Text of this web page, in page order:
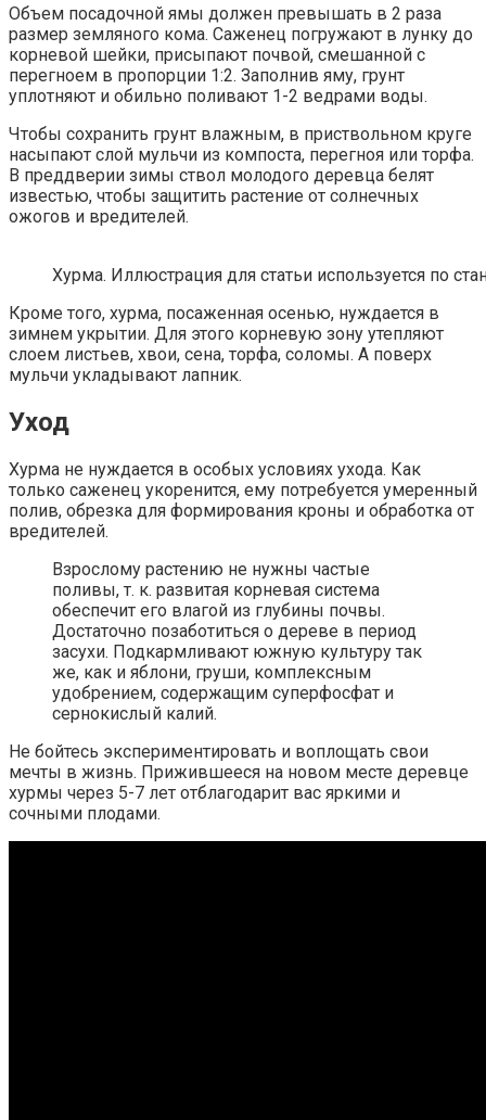
Объем посадочной ямы должен превышать в 2 раза
размер земляного кома. Саженец погружают в лунку до
корневой шейки, присыпают почвой, смешанной с
перегноем в пропорции 1:2. Заполнив яму, грунт
уплотняют и обильно поливают 1-2 ведрами воды.
Чтобы сохранить грунт влажным, в приствольном круге
насыпают слой мульчи из компоста, перегноя или торфа.
В преддверии зимы ствол молодого деревца белят
известью, чтобы защитить растение от солнечных
ожогов и вредителей.
Хурма. Иллюстрация для статьи используется по
Кроме того, хурма, посаженная осенью, нуждается в
зимнем укрытии. Для этого корневую зону утепляют
слоем листьев, хвои, сена, торфа, соломы. А поверх
мульчи укладывают лапник.
Уход
Хурма не нуждается в особых условиях ухода. Как
только саженец укоренится, ему потребуется умеренный
полив, обрезка для формирования кроны и обработка от
вредителей.
Взрослому растению не нужны частые
поливы, т. к. развитая корневая система
обеспечит его влагой из глубины почвы.
Достаточно позаботиться о дереве в период
засухи. Подкармливают южную культуру так
же, как и яблони, груши, комплексным
удобрением, содержащим суперфосфат и
сернокислый калий.
Не бойтесь экспериментировать и воплощать свои
мечты в жизнь. Прижившееся на новом месте деревце
хурмы через 5-7 лет отблагодарит вас яркими и
сочными плодами.